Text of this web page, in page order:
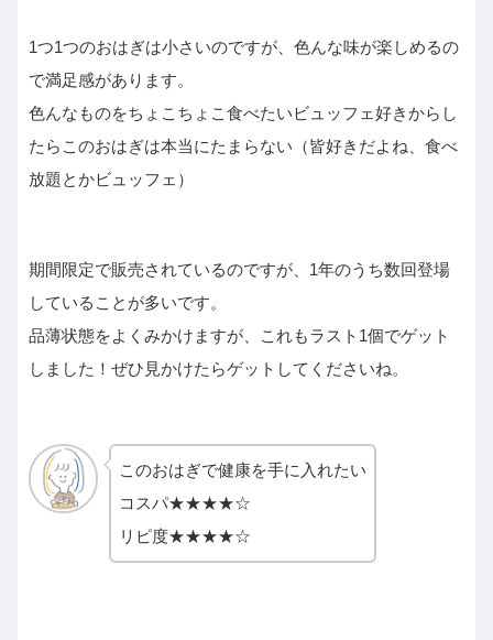
1つ1つのおはぎは小さいのですが、色んな味が楽しめるの
で満足感があります。
色んなものをちょこちょこ食べたいビュッフェ好きからし
たらこのおはぎは本当にたまらない（皆好きだよね、食べ
放題とかビュッフェ）
期間限定で販売されているのですが、1年のうち数回登場
していることが多いです。
品薄状態をよくみかけますが、これもラスト1個でゲット
しました！ぜひ見かけたらゲットしてくださいね。
このおはぎで健康を手に入れたい
コスパ★★★★☆
リピ度★★★★☆